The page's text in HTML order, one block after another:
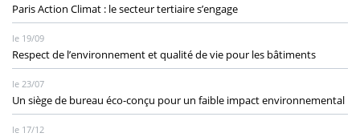
Paris Action Climat : le secteur tertiaire s’engage
le 19/09
Respect de l’environnement et qualité de vie pour les bâtiments
le 23/07
Un siège de bureau éco-conçu pour un faible impact environnemental
le 17/12